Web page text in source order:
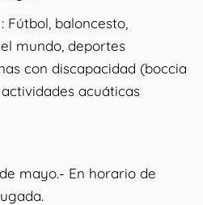
Fútbol, baloncesto,
mundo, deportes
con discapacidad (boccia
acuáticas
mayo.- En horario de